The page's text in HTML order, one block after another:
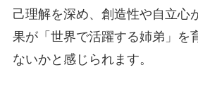
己理解を深め、創造性や自立心
果が「世界で活躍する姉弟」を
ないかと感じられます。